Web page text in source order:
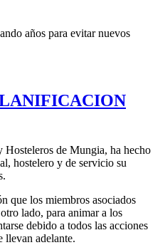
años para evitar nuevos
de Mungia, ha hecho
hostelero y de servicio su
que los miembros asociados
lado, para animar a los
debido a todos las acciones
llevan adelante.